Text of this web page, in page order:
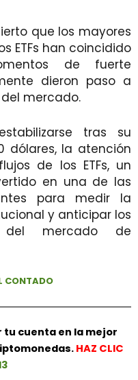
que los mayores
ETFs han coincidido
de fuerte
dieron paso a
mercado.
tras su
dólares, la atención
de los ETFs, un
en una de las
para medir la
y anticipar los
del mercado de
CONTADO
tu cuenta en la mejor
HAZ CLIC